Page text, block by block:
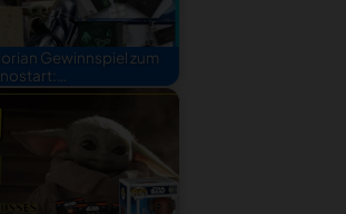
Gewinnspiel zum